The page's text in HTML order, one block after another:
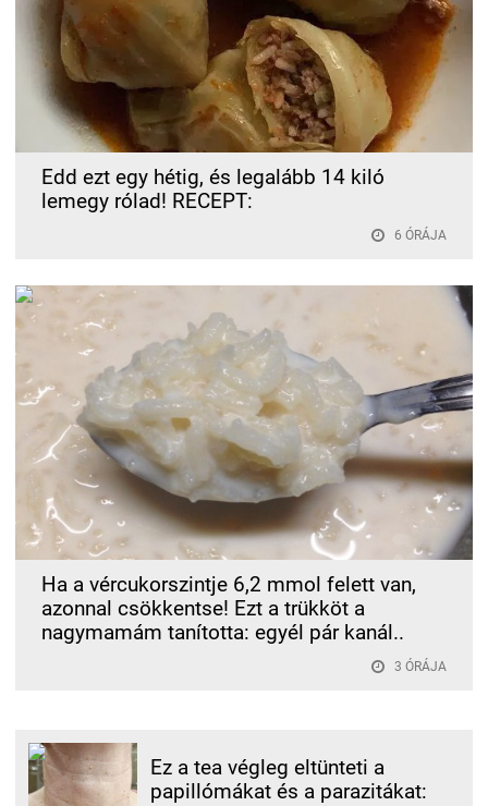
Edd ezt egy hétig, és legalább 14 kiló
lemegy rólad! RECEPT:
6 ÓRÁJA
Ha a vércukorszintje 6,2 mmol felett van,
azonnal csökkentse! Ezt a trükköt a
nagymamám tanította: egyél pár kanál..
3 ÓRÁJA
Ez a tea végleg eltünteti a
papillómákat és a parazitákat: